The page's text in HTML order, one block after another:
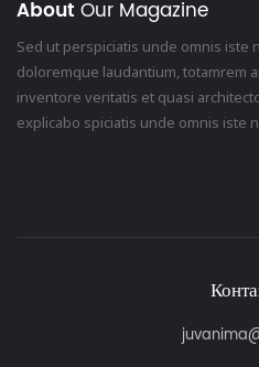
About Our Magazine
Sed ut perspiciatis unde omnis iste
doloremque laudantium, totamrem
inventore veritatis et quasi
explicabo spiciatis unde omnis iste